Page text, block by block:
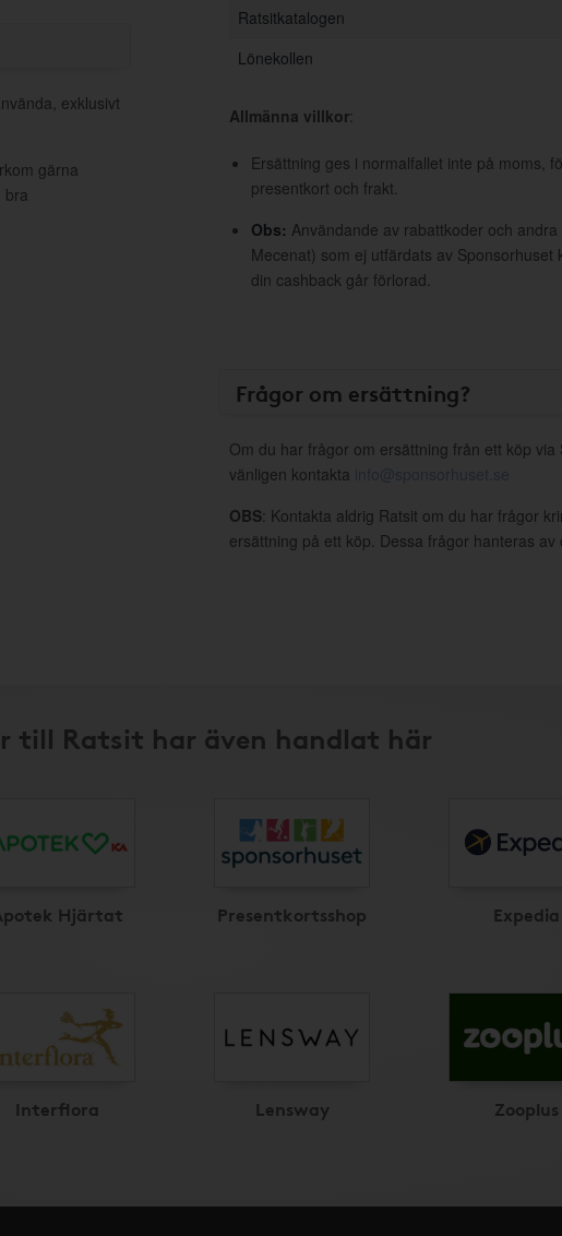
exklusivt
gärna
bra
Ratsitkatalogen
Lönekollen
Allmänna villkor:
Ersättning ges i normalfallet inte på moms,
presentkort och frakt.
Obs: Användande av rabattkoder och
Mecenat) som ej utfärdats av Sponsorhuset
din cashback går förlorad.
Frågor om ersättning?
Om du har frågor om ersättning från ett köp via
vänligen kontakta info@sponsorhuset.se
OBS: Kontakta aldrig Ratsit om du har frågor
ersättning på ett köp. Dessa frågor hanteras av
till Ratsit har även handlat här
Hjärtat Presentkortsshop Expedia
Interflora Lensway Zooplus